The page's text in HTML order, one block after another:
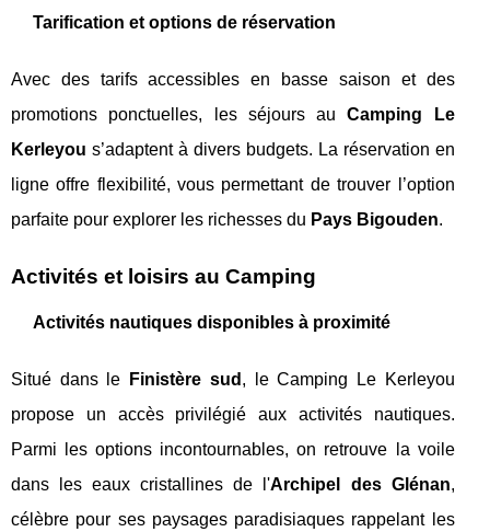
Tarification et options de réservation
Avec des tarifs accessibles en basse saison et des
promotions ponctuelles, les séjours auCamping Le
Kerleyou s’adaptent à divers budgets. La réservation en
ligne offre flexibilité, vous permettant de trouver l’option
parfaite pour explorer les richesses du Pays Bigouden.
Activités et loisirs au Camping
Activités nautiques disponibles à proximité
Situé dans le Finistère sud , le Camping Le Kerleyou
propose un accès privilégié aux activités nautiques.
Parmi les options incontournables, on retrouve la voile
dans les eaux cristallines de l'Archipel des Glénan,
célèbre pour ses paysages paradisiaques rappelant les